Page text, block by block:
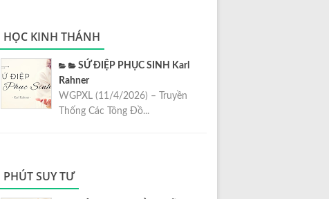
HỌC KINH THÁNH
SỨ ĐIỆP PHỤC SINH Karl
Rahner
WGPXL (11/4/2026) – Truyền
Thống Các Tông Đồ...
PHÚT SUY TƯ